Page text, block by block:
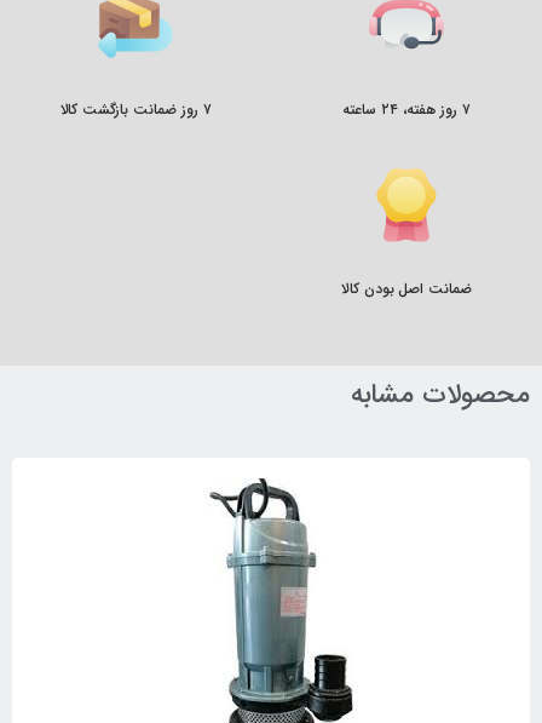
۷ روز هفته، ۲۴ ساعته ۷ روز ضمانت بازگشت کالا
ضمانت اصل بودن کالا
محصولات مشابه